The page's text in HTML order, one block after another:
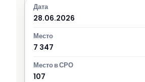
28.06.2026
7 347
107